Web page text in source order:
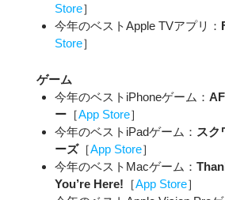
Store］
今年のベストApple TVアプリ：
Store］
ゲーム
今年のベストiPhoneゲーム：
ー ［App Store］
今年のベストiPadゲーム： スク
ーズ［App Store］
今年のベストMacゲーム：
You’re Here! ［App Store］